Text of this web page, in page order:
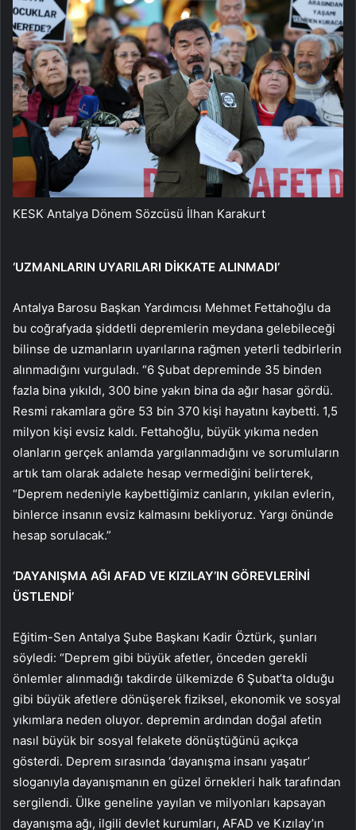
KESK Antalya Dönem Sözcüsü İlhan Karakurt
‘UZMANLARIN UYARILARI DİKKATE ALINMADI’
Antalya Barosu Başkan Yardımcısı Mehmet Fettahoğlu da
bu coğrafyada şiddetli depremlerin meydana gelebileceği
bilinse de uzmanların uyarılarına rağmen yeterli tedbirlerin
alınmadığını vurguladı. “6 Şubat depreminde 35 binden
fazla bina yıkıldı, 300 bine yakın bina da ağır hasar gördü.
Resmi rakamlara göre 53 bin 370 kişi hayatını kaybetti. 1,5
milyon kişi evsiz kaldı. Fettahoğlu, büyük yıkıma neden
olanların gerçek anlamda yargılanmadığını ve sorumluların
artık tam olarak adalete hesap vermediğini belirterek,
“Deprem nedeniyle kaybettiğimiz canların, yıkılan evlerin,
binlerce insanın evsiz kalmasını bekliyoruz. Yargı önünde
hesap sorulacak.”
‘DAYANIŞMA AĞI AFAD VE KIZILAY’IN GÖREVLERİNİ
ÜSTLENDİ’
Eğitim-Sen Antalya Şube Başkanı Kadir Öztürk, şunları
söyledi: “Deprem gibi büyük afetler, önceden gerekli
önlemler alınmadığı takdirde ülkemizde 6 Şubat’ta olduğu
gibi büyük afetlere dönüşerek fiziksel, ekonomik ve sosyal
yıkımlara neden oluyor. depremin ardından doğal afetin
nasıl büyük bir sosyal felakete dönüştüğünü açıkça
gösterdi. Deprem sırasında ‘dayanışma insanı yaşatır’
sloganıyla dayanışmanın en güzel örnekleri halk tarafından
sergilendi. Ülke geneline yayılan ve milyonları kapsayan
dayanışma ağı, ilgili devlet kurumları, AFAD ve Kızılay’ın